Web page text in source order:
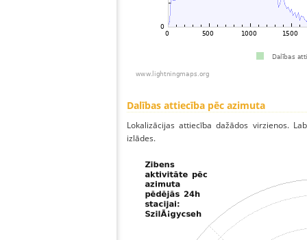
Dalības attiecība pēc azimuta
Lokalizācijas attiecība dažādos virzienos.
izlādes.